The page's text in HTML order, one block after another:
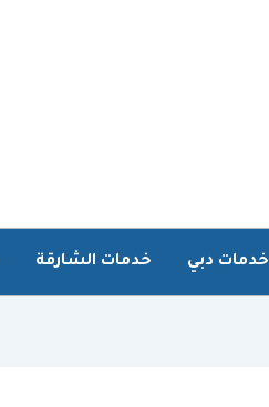
خدمات دبي خدمات الشارقة